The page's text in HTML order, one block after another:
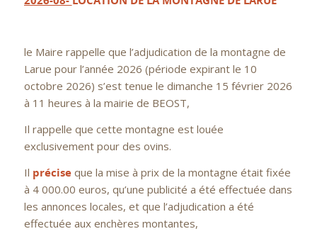
le Maire rappelle que l’adjudication de la montagne de
Larue pour l’année 2026 (période expirant le 10
octobre 2026) s’est tenue le dimanche 15 février 2026
à 11 heures à la mairie de BEOST,
Il rappelle que cette montagne est louée
exclusivement pour des ovins.
Il précise que la mise à prix de la montagne était fixée
à 4 000.00 euros, qu’une publicité a été effectuée dans
les annonces locales, et que l’adjudication a été
effectuée aux enchères montantes,